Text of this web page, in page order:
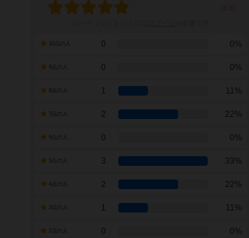
0 0%
0 0%
1 11%
7点の人 2 22%
0 0%
3 33%
2 22%
1 11%
0 0%